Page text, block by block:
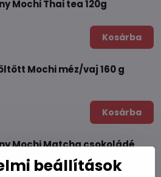
Mochi Thai tea 120g
Kosárba
Mochi méz/vaj 160 g
Kosárba
Mochi Matcha csokoládé
beállítások